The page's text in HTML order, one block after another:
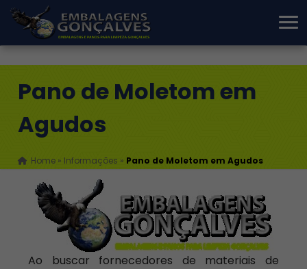
Pano de Moletom em
Agudos
Home » Informações » Pano de Moletom em Agudos
Ao buscar fornecedores de materiais de